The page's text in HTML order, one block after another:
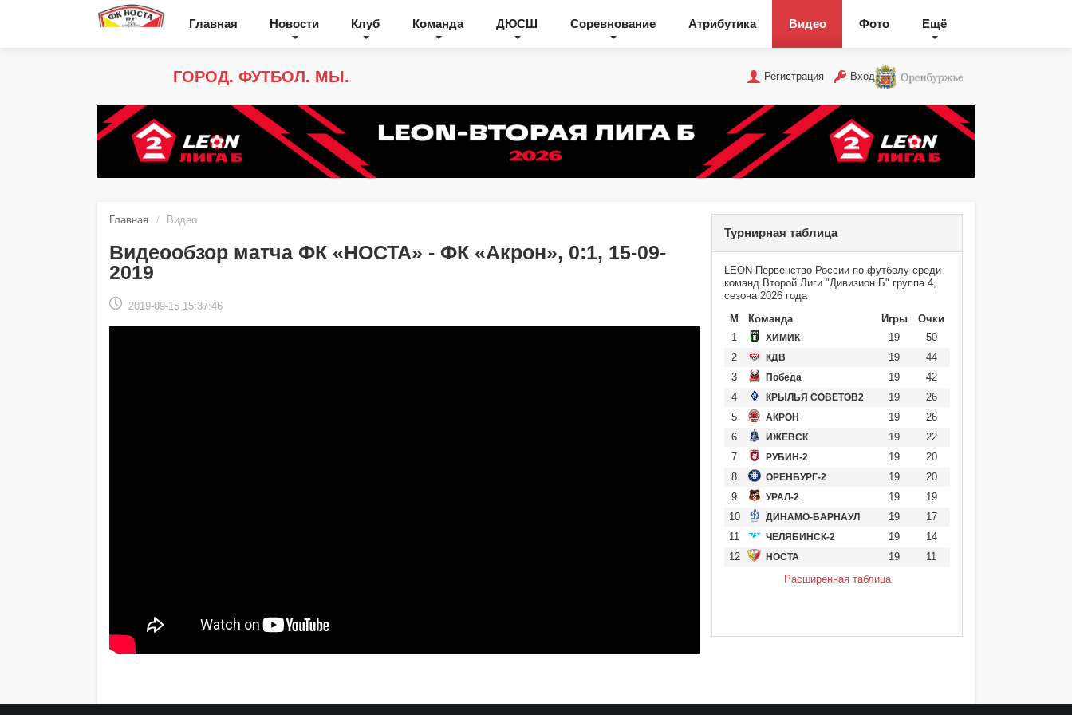
Главная Новости Клуб Команда ДЮСШ Соревнование Атрибутика Видео Фото Ещё
ГОРОД. ФУТБОЛ. МЫ. Регистрация Вход
Главная Видео
Видеообзор матча ФК «НОСТА» - ФК «Акрон», 0:1, 15-09-
2019
2019-09-15 15:37:46
Турнирная таблица
LEON-Первенство России по футболу среди
команд Второй Лиги "Дивизион Б" группа 4,
сезона 2026 года
М
Команда Игры
Очки
1
ХИМИК 19
50
2
КДВ 19
44
3
Победа 19
42
4
КРЫЛЬЯ СОВЕТОВ2 19
26
5
АКРОН 19
26
6
ИЖЕВСК 19
22
7
РУБИН-2 19
20
8
ОРЕНБУРГ-2 19
20
9
УРАЛ-2 19
19
10
ДИНАМО-БАРНАУЛ 19
17
11
ЧЕЛЯБИНСК-2 19
14
12
НОСТА 19
11
Расширенная таблица